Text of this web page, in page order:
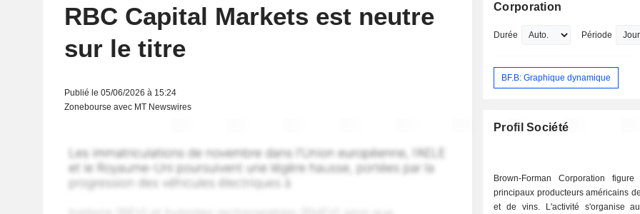
RBC Capital Markets est neutre
sur le titre
Publié le 05/06/2026 à 15:24
Zonebourse avec MT Newswires
Corporation
Durée Période
BF.B: Graphique dynamique
Profil Société
Brown-Forman Corporation
principaux producteurs américains
et de vins. L'activité s'organise